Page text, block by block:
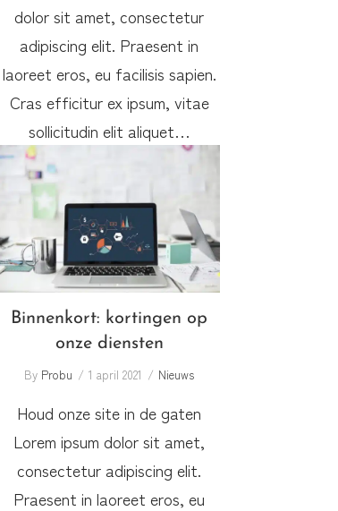
dolor sit amet, consectetur
adipiscing elit. Praesent in
laoreet eros, eu facilisis sapien.
Cras efficitur ex ipsum, vitae
sollicitudin elit aliquet…
Binnenkort: kortingen op
onze diensten
Binnenkort: kortingen op
onze diensten
By Probu 1 april 2021 Nieuws
Houd onze site in de gaten
Lorem ipsum dolor sit amet,
consectetur adipiscing elit.
Praesent in laoreet eros, eu